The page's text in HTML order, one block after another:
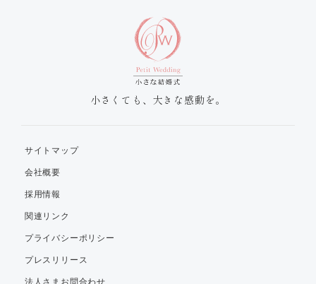
小さくても、大きな感動を。
サイトマップ
会社概要
採用情報
関連リンク
プライバシーポリシー
プレスリリース
法人さまお問合わせ